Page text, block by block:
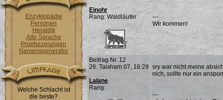
Enzyklopädie
Personen
Heraldik
Alte Sprache
Prophezeiungen
Namensgenerator
Welche Schlacht ist
die beste?
Einohr
Rang: Waldläufer
---
Wir kommen!
Beitrag Nr. 12
26. Taisham 07, 16:28
Lalane
Rang:
sry war nicht meine
nich, sollte nur ein
---